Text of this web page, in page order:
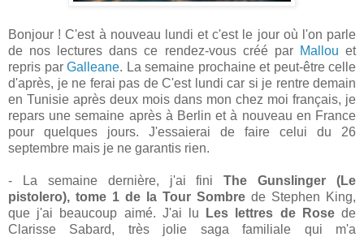
Bonjour ! C'est à nouveau lundi et c'est le jour où l'on parle
de nos lectures dans ce rendez-vous créé par Mallou et
repris par Galleane. La semaine prochaine et peut-être celle
d'après, je ne ferai pas de C'est lundi car si je rentre demain
en Tunisie après deux mois dans mon chez moi français, je
repars une semaine après à Berlin et à nouveau en France
pour quelques jours. J'essaierai de faire celui du 26
septembre mais je ne garantis rien.
- La semaine dernière, j'ai finiThe Gunslinger (Le
pistolero), tome 1 de la Tour Sombre de Stephen King,
que j'ai beaucoup aimé. J'ai lu
Les lettres de Rosede
Clarisse Sabard, très jolie saga familiale qui m'a